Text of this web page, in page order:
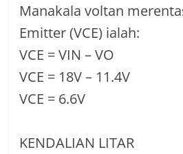
Manakala voltan
Emitter (VCE) ialah:
VCE = VIN – VO
VCE = 18V – 11.4V
VCE = 6.6V
KENDALIAN LITAR